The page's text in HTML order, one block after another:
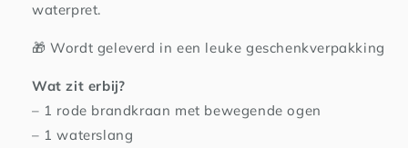
waterpret.
🎁 Wordt geleverd in een leuke geschenkverpakking
Wat zit erbij?
– 1 rode brandkraan met bewegende ogen
– 1 waterslang